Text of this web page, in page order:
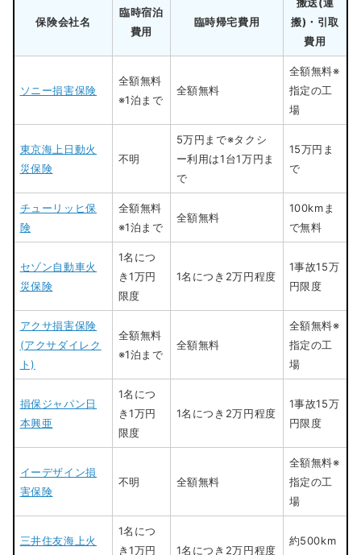
保険会社名
臨時宿泊
費用
臨時帰宅費用
搬)・引取
費用
ソニー損害保険
全額無料
※1泊まで
全額無料
全額無料※
指定の工
場
東京海上日動火
災保険
不明
5万円まで※タクシ
ー利用は1台1万円ま
で
15万円ま
で
チューリッヒ保
険
全額無料
※1泊まで
全額無料
100kmま
で無料
セゾン自動車火
災保険
1名につ
き1万円
限度
1名につき2万円程度
1事故15万
円限度
アクサ損害保険
(アクサダイレク
ト)
全額無料
※1泊まで
全額無料
全額無料※
指定の工
場
損保ジャパン日
本興亜
1名につ
き1万円
限度
1名につき2万円程度
1事故15万
円限度
イーデザイン損
害保険
不明 全額無料
全額無料※
指定の工
場
三井住友海上火
1名につ
き1万円
1名につき2万円程度
約500km